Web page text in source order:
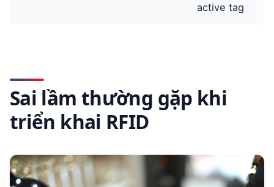
active tag
Sai lầm thường gặp khi
triển khai RFID